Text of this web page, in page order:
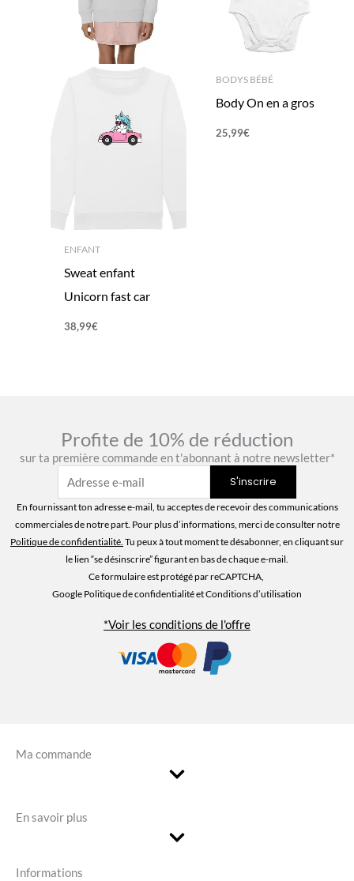
ENFANT
Sweat enfant
Unicorn fast car
38,99€
BODYS BÉBÉ
Body On en a gros
25,99€
Profite de 10% de réduction
sur ta première commande en t'abonnant à notre newsletter*
En fournissant ton adresse e-mail, tu acceptes de recevoir des communications
commerciales de notre part. Pour plus d’informations, merci de consulter notre
Politique de confidentialité. Tu peux à tout moment te désabonner, en cliquant sur
le lien “se désinscrire” figurant en bas de chaque e-mail.
Ce formulaire est protégé par reCAPTCHA,
Google Politique de confidentialitéet Conditions d’utilisation
*Voir les conditions de l'offre
Ma commande
En savoir plus
Informations